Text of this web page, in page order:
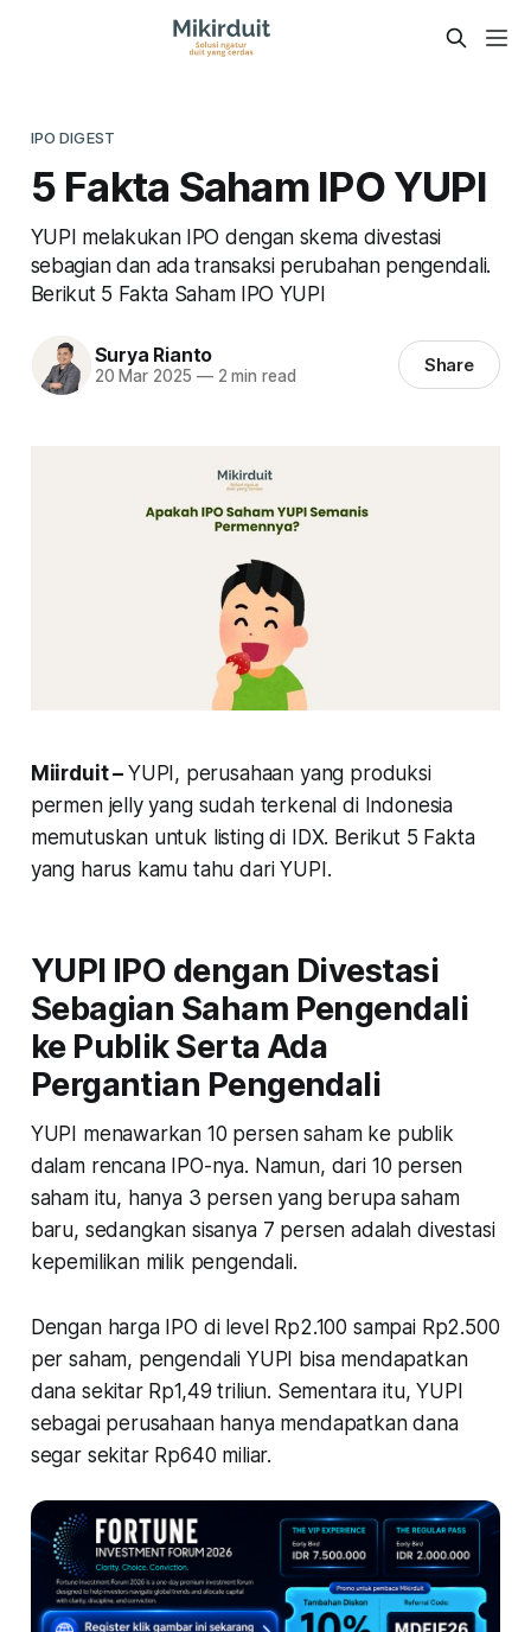
IPO DIGEST
5 Fakta Saham IPO YUPI
YUPI melakukan IPO dengan skema divestasi
sebagian dan ada transaksi perubahan pengendali.
Berikut 5 Fakta Saham IPO YUPI
Surya Rianto
20 Mar 2025 —2 min read Share
Miirduit – YUPI, perusahaan yang produksi
permen jelly yang sudah terkenal di Indonesia
memutuskan untuk listing di IDX. Berikut 5 Fakta
yang harus kamu tahu dari YUPI.
YUPI IPO dengan Divestasi
Sebagian Saham Pengendali
ke Publik Serta Ada
Pergantian Pengendali
YUPI menawarkan 10 persen saham ke publik
dalam rencana IPO-nya. Namun, dari 10 persen
saham itu, hanya 3 persen yang berupa saham
baru, sedangkan sisanya 7 persen adalah divestasi
kepemilikan milik pengendali.
Dengan harga IPO di level Rp2.100 sampai Rp2.500
per saham, pengendali YUPI bisa mendapatkan
dana sekitar Rp1,49 triliun. Sementara itu, YUPI
sebagai perusahaan hanya mendapatkan dana
segar sekitar Rp640 miliar.